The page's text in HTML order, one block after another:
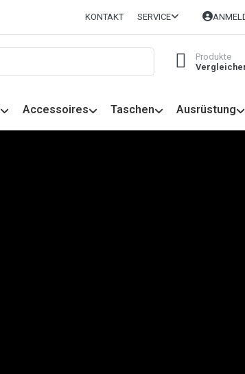
KONTAKT SERVICE
Produkte
Accessoires Taschen Ausrüstung